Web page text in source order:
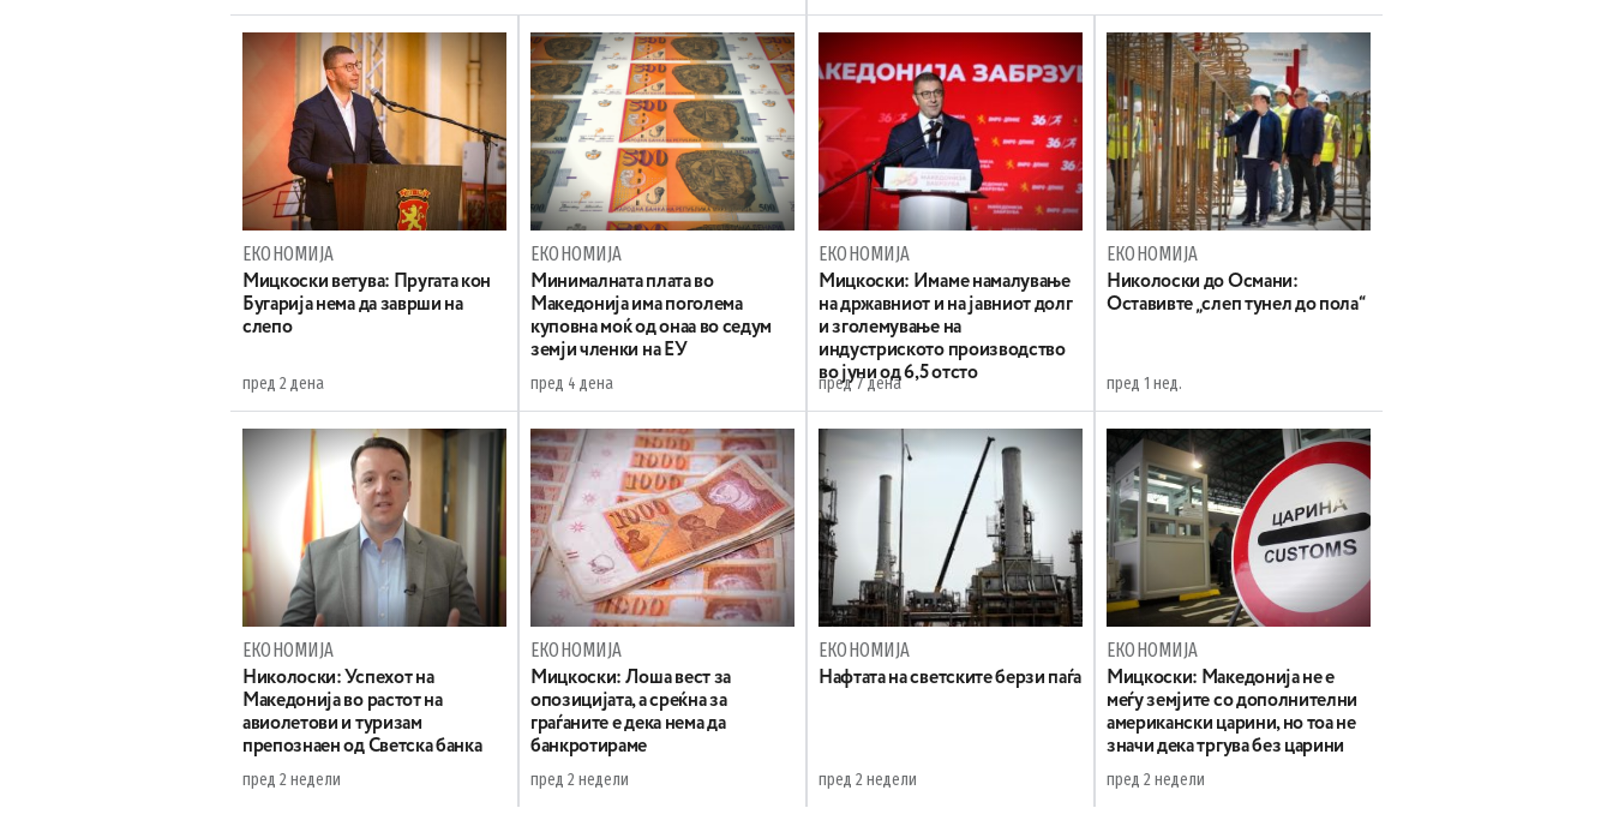
ЕКОНОМИЈА
Mицкоски ветува: Пругата кон
Бугарија нема да заврши на
слепо
пред 2 дена
ЕКОНОМИЈА
Минималната плата во
Македонија има поголема
куповна моќ од онаа во седум
земји членки на ЕУ
пред 4 дена
ЕКОНОМИЈА
Mицкоски: Имаме намалување
на државниот и на јавниот долг
и зголемување на
индустриското производство
во јуни од 6,5 отсто
пред 7 дена
ЕКОНОМИЈА
Николоски до Османи:
Oставивте „слеп тунел до пола“
пред 1 нед.
ЕКОНОМИЈА
Николоски: Успехот на
Македонија во растот на
авиолетови и туризам
препознаен од Светска банка
пред 2 недели
ЕКОНОМИЈА
Мицкоски: Лоша вест за
опозицијата, а среќна за
граѓаните е дека нема да
банкротираме
пред 2 недели
ЕКОНОМИЈА
Нафтата на светските берзи паѓа
пред 2 недели
ЕКОНОМИЈА
Мицкоски: Македонија не е
меѓу земјите со дополнителни
американски царини, но тоа не
значи дека тргува без царини
пред 2 недели